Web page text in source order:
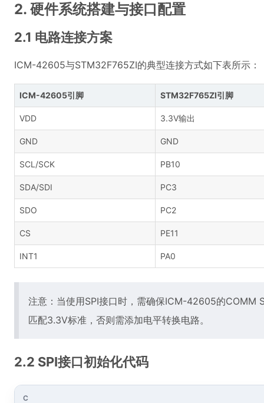
2. 硬件系统搭建与接口配置
2.1 电路连接方案
ICM-42605与STM32F765ZI的典型连接方式如下表所示：
ICM-42605引脚 STM32F765ZI引脚
VDD 3.3V输出
GND GND
SCL/SCK PB10
SDA/SDI PC3
SDO PC2
CS PE11
INT1 PA0
注意：当使用SPI接口时，需确保ICM-42605的COMM
匹配3.3V标准，否则需添加电平转换电路。
2.2 SPI接口初始化代码
C